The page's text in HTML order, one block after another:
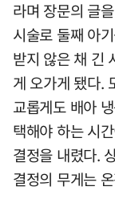
라며 장문의 글
시술로 둘째 아
받지 않은 채 긴
게 오가게 됐다.
교롭게도 배아
택해야 하는 시
결정을 내렸다.
결정의 무게는